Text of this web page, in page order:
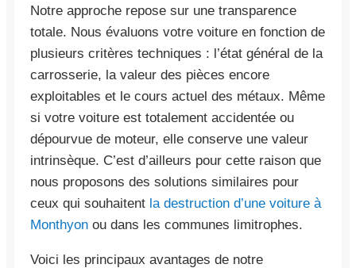
Notre approche repose sur une transparence
totale. Nous évaluons votre voiture en fonction de
plusieurs critères techniques : l’état général de la
carrosserie, la valeur des pièces encore
exploitables et le cours actuel des métaux. Même
si votre voiture est totalement accidentée ou
dépourvue de moteur, elle conserve une valeur
intrinsèque. C’est d’ailleurs pour cette raison que
nous proposons des solutions similaires pour
ceux qui souhaitent la destruction d’une voiture à
Monthyon ou dans les communes limitrophes.
Voici les principaux avantages de notre